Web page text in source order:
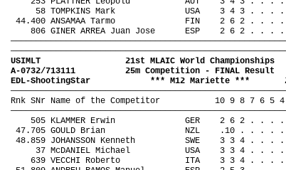
58 TOMPKINS Mark
USA 3 4 3 . . .
44.400 ANSAMAA Tarmo
FIN 2 6 2 . . .
806 GINER ARREA Juan Jose
ESP 2 6 2 . . .
USIMLT
21st MLAIC World Championships
A-0732/713111
25m Competition - FINAL Result
EDL-ShootingStar
*** M12 Mariette ***
Rnk SNr Name of the Competitor
10 9 8 7 6 5
505 KLAMMER Erwin
GER 2 6 2 . . .
47.705 GOULD Brian
NZL .10 . . . .
48.859 JOHANSSON Kenneth
SWE 3 3 4 . . .
37 McDANIEL Michael
USA 3 3 4 . . .
639 VECCHI Roberto
ITA 3 3 4 . . .